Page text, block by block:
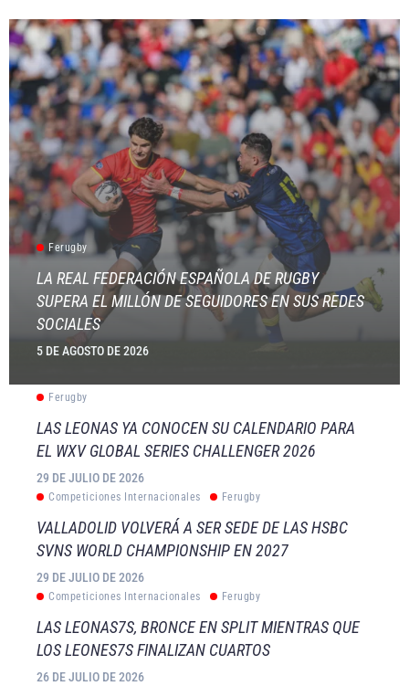
Ferugby
LA REAL FEDERACIÓN ESPAÑOLA DE RUGBY
SUPERA EL MILLÓN DE SEGUIDORES EN SUS REDES
SOCIALES
5 DE AGOSTO DE 2026
Ferugby
LAS LEONAS YA CONOCEN SU CALENDARIO PARA
EL WXV GLOBAL SERIES CHALLENGER 2026
29 DE JULIO DE 2026
Competiciones Internacionales Ferugby
VALLADOLID VOLVERÁ A SER SEDE DE LAS HSBC
SVNS WORLD CHAMPIONSHIP EN 2027
29 DE JULIO DE 2026
Competiciones Internacionales Ferugby
LAS LEONAS7S, BRONCE EN SPLIT MIENTRAS QUE
LOS LEONES7S FINALIZAN CUARTOS
26 DE JULIO DE 2026